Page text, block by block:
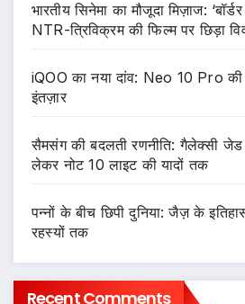
भारतीय सिनेमा का मौजूदा मिज़ाज:
NTR-त्रिविक्रम की फिल्म पर छिड़ा
iQOO का नया दांव: Neo 10 Pro
इंतज़ार
सैमसंग की बदलती रणनीति: गैलेक्सी
लेकर नोट 10 लाइट की यादों तक
पन्नों के बीच छिपी दुनिया: जैज़ के
रहस्यों तक
Recent Comments